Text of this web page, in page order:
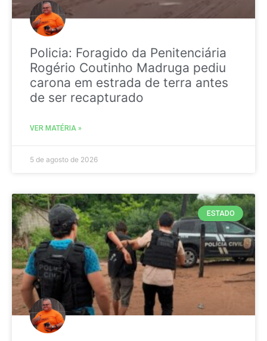
Policia: Foragido da Penitenciária
Rogério Coutinho Madruga pediu
carona em estrada de terra antes
de ser recapturado
VER MATÉRIA »
5 de agosto de 2026
ESTADO